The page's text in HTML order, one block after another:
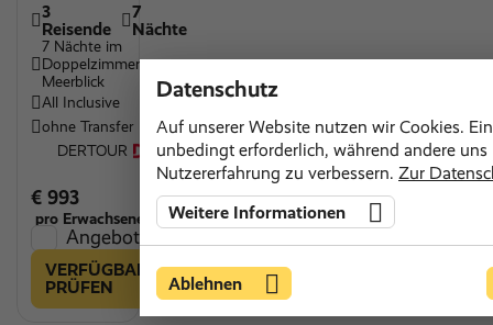
3
Reisende
7
Nächte
7 Nächte im
Doppelzimmer
Meerblick
All Inclusive
ohne Transfer
DERTOUR
€ 993
pro Erwachsenen
Angebot vergleichen
VERFÜGBARKEIT
PRÜFEN
Datenschutz
Auf unserer Website nutzen wir Cookies.
unbedingt erforderlich, während andere uns
Nutzererfahrung zu verbessern. Zur
Weitere Informationen
Ablehnen